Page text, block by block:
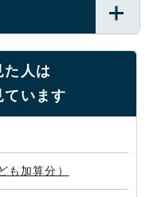
た人は
ています
も加算分）